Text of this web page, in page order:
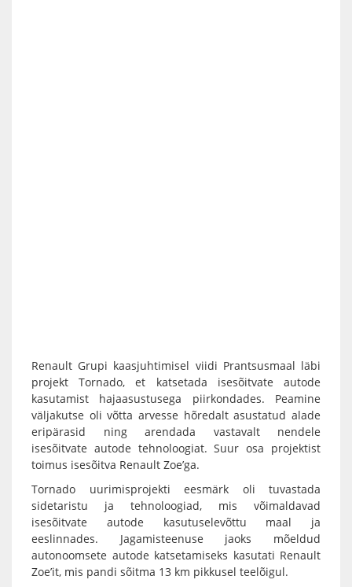
Renault Grupi kaasjuhtimisel viidi Prantsusmaal läbi
projekt Tornado, et katsetada isesõitvate autode
kasutamist hajaasustusega piirkondades. Peamine
väljakutse oli võtta arvesse hõredalt asustatud alade
eripärasid ning arendada vastavalt nendele
isesõitvate autode tehnoloogiat. Suur osa projektist
toimus isesõitva Renault Zoe’ga.
Tornado uurimisprojekti eesmärk oli tuvastada
sidetaristu ja tehnoloogiad, mis võimaldavad
isesõitvate autode kasutuselevõttu maal ja
eeslinnades. Jagamisteenuse jaoks mõeldud
autonoomsete autode katsetamiseks kasutati Renault
Zoe’it, mis pandi sõitma 13 km pikkusel teelõigul.